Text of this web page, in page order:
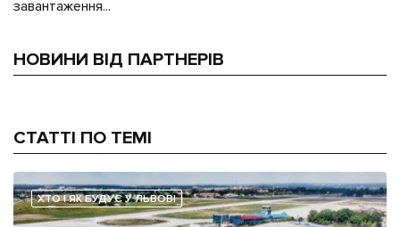
завантаження...
НОВИНИ ВІД ПАРТНЕРІВ
СТАТТІ ПО ТЕМІ
ХТО І ЯК БУДУЄ У ЛЬВОВІ